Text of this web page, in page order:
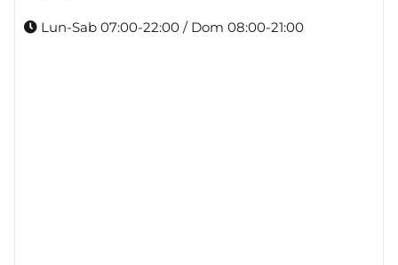
Lun-Sab 07:00-22:00 / Dom 08:00-21:00